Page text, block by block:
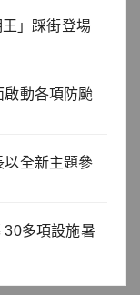
王」踩街登場
動各項防颱
以全新主題參
30多項設施暑